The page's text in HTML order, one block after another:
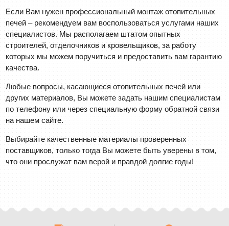
Если Вам нужен профессиональный монтаж отопительных
печей – рекомендуем вам воспользоваться услугами наших
специалистов. Мы располагаем штатом опытных
строителей, отделочников и кровельщиков, за работу
которых мы можем поручиться и предоставить вам гарантию
качества.
Любые вопросы, касающиеся отопительных печей или
других материалов, Вы можете задать нашим специалистам
по телефону или через специальную форму обратной связи
на нашем сайте.
Выбирайте качественные материалы проверенных
поставщиков, только тогда Вы можете быть уверены в том,
что они прослужат вам верой и правдой долгие годы!